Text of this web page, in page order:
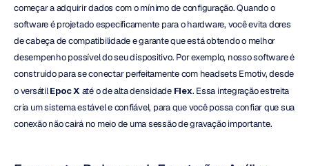
começar a adquirir dados com o mínimo de configuração. Quando o
software é projetado especificamente para o hardware, você evita dores
de cabeça de compatibilidade e garante que está obtendo o melhor
desempenho possível do seu dispositivo. Por exemplo, nosso software é
construído para se conectar perfeitamente com headsets Emotiv, desde
o versátil Epoc X até o de alta densidade Flex. Essa integração estreita
cria um sistema estável e confiável, para que você possa confiar que sua
conexão não cairá no meio de uma sessão de gravação importante.